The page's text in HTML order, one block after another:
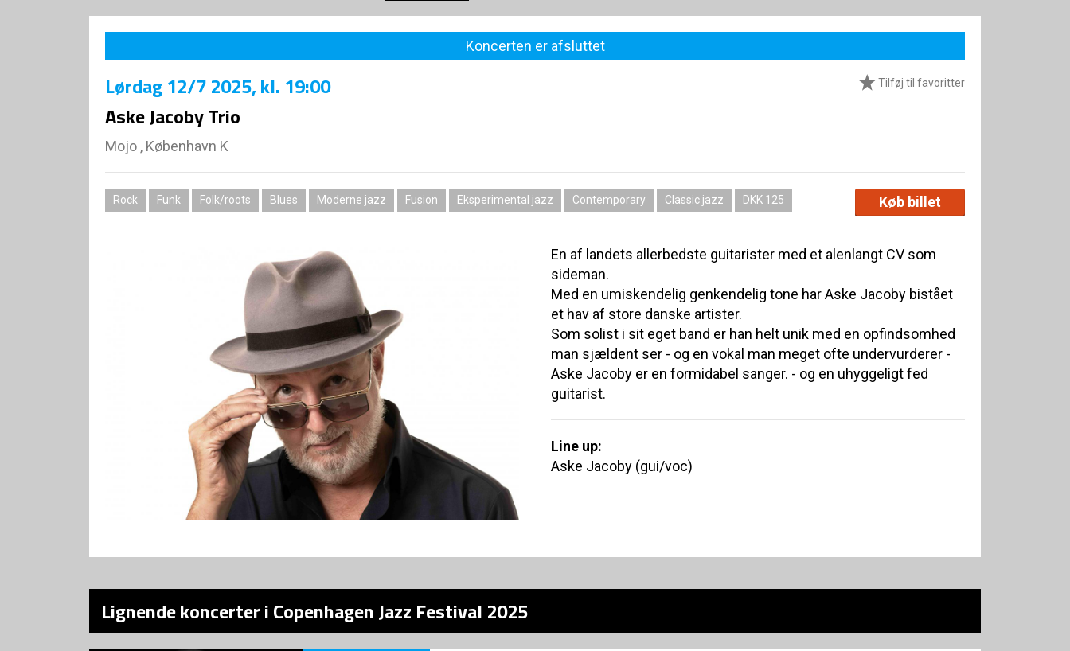
Koncerten er afsluttet
Tilføj til favoritter
Lørdag12/7 2025, kl. 19:00
Aske Jacoby Trio
Mojo , København K
Rock Funk Folk/roots Blues Moderne jazz Fusion Eksperimental jazz Contemporary Classic jazz DKK 125 Køb billet
En af landets allerbedste guitarister med et alenlangt CV som
sideman.
Med en umiskendelig genkendelig tone har Aske Jacoby bistået
et hav af store danske artister.
Som solist i sit eget band er han helt unik med en opfindsomhed
man sjældent ser - og en vokal man meget ofte undervurderer -
Aske Jacoby er en formidabel sanger. - og en uhyggeligt fed
guitarist.
Line up:
Aske Jacoby (gui/voc)
Lignende koncerter i Copenhagen Jazz Festival 2025